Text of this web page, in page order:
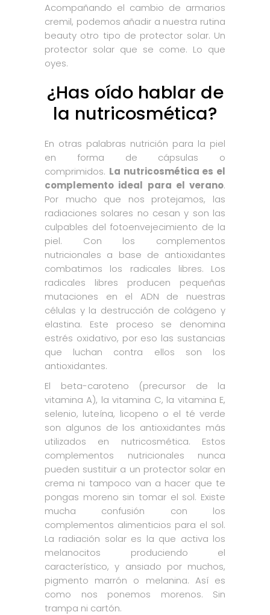
Acompañando el cambio de armarios
cremil, podemos añadir a nuestra rutina
beauty otro tipo de protector solar. Un
protector solar que se come. Lo que
oyes.
¿Has oído hablar de
la nutricosmética?
En otras palabras nutrición para la piel
en forma de cápsulas o
comprimidos. La nutricosmética es el
complemento ideal para el verano.
Por mucho que nos protejamos, las
radiaciones solares no cesan y son las
culpables del fotoenvejecimiento de la
piel. Con los complementos
nutricionales a base de antioxidantes
combatimos los radicales libres. Los
radicales libres producen pequeñas
mutaciones en el ADN de nuestras
células y la destrucción de colágeno y
elastina. Este proceso se denomina
estrés oxidativo, por eso las sustancias
que luchan contra ellos son los
antioxidantes.
El beta-caroteno (precursor de la
vitamina A), la vitamina C, la vitamina E,
selenio, luteína, licopeno o el té verde
son algunos de los antioxidantes más
utilizados en nutricosmética. Estos
complementos nutricionales nunca
pueden sustituir a un protector solar en
crema ni tampoco van a hacer que te
pongas moreno sin tomar el sol. Existe
mucha confusión con los
complementos alimenticios para el sol.
La radiación solar es la que activa los
melanocitos produciendo el
característico, y ansiado por muchos,
pigmento marrón o melanina. Así es
como nos ponemos morenos. Sin
trampa ni cartón.